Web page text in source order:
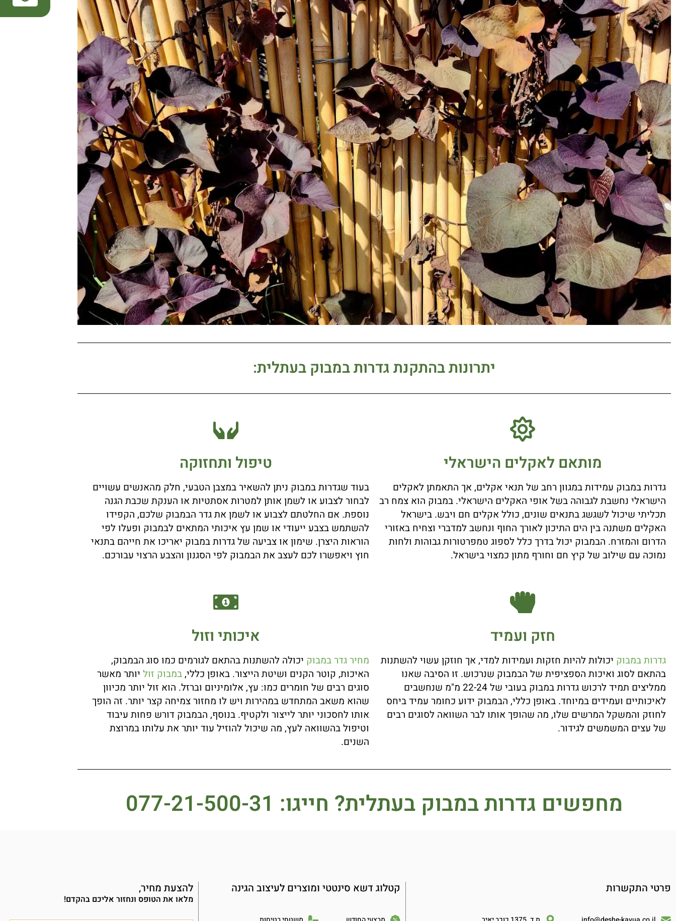
יתרונות בהתקנת גדרות במבוק בעתלית:
מותאם לאקלים הישראלי
גדרות במבוק עמידות במגוון רחב של תנאי אקלים, אך התאמתן לאקלים
הישראלי נחשבת לגבוהה בשל אופי האקלים הישראלי. במבוק הוא צמח רב
תכליתי שיכול לשגשג בתנאים שונים, כולל אקלים חם ויבש. בישראל
האקלים משתנה בין הים התיכון לאורך החוף ונחשב למדברי וצחיח באזורי
הדרום והמזרח. הבמבוק יכול בדרך כלל לספוג טמפרטורות גבוהות ולחות
נמוכה עם שילוב של קיץ חם וחורף מתון כמצוי בישראל.
טיפול ותחזוקה
בעוד שגדרות במבוק ניתן להשאיר במצבן הטבעי, חלק מהאנשים עשויים
לבחור לצבוע או לשמן אותן למטרות אסתטיות או הענקת שכבת הגנה
נוספת. אם החלטתם לצבוע או לשמן את גדר הבמבוק שלכם, הקפידו
להשתמש בצבע ייעודי או שמן עץ איכותי המתאים לבמבוק ופעלו לפי
הוראות היצרן. שימון או צביעה של גדרות במבוק יאריכו את חייהם בתנאי
חוץ ויאפשרו לכם לעצב את הבמבוק לפי הסגנון והצבע הרצוי עבורכם.
חזק ועמיד
גדרות במבוק יכולות להיות חזקות ועמידות למדי, אך חוזקן עשוי להשתנות
בהתאם לסוג ואיכות הספציפית של הבמבוק שנרכוש. זו הסיבה שאנו
ממליצים תמיד לרכוש גדרות במבוק בעובי של 22-24 מ"מ שנחשבים
לאיכותיים ועמידים במיוחד. באופן כללי, הבמבוק ידוע כחומר עמיד ביחס
לחוזק והמשקל המרשים שלו, מה שהופך אותו לבר השוואה לסוגים רבים
של עצים המשמשים לגידור.
איכותי וזול
מחיר גדר במבוק יכולה להשתנות בהתאם לגורמים כמו סוג הבמבוק,
האיכות, קוטר הקנים ושיטת הייצור. באופן כללי,במבוק זול יותר מאשר
סוגים רבים של חומרים כמו: עץ, אלומיניום וברזל. הוא זול יותר מכיוון
שהוא משאב המתחדש במהירות ויש לו מחזור צמיחה קצר יותר. זה הופך
אותו לחסכוני יותר לייצור ולקטיף. בנוסף, הבמבוק דורש פחות עיבוד
וטיפול בהשוואה לעץ, מה שיכול להוזיל עוד יותר את עלותו במרוצת
השנים.
מחפשים גדרות במבוק בעתלית? חייגו: 077-21-500-31
פרטי התקשרות קטלוג דשא סינטטי ומוצרים לעיצוב הגינה להצעת מחיר,
מלאו את הטופס ונחזור אליכם בהקדם!